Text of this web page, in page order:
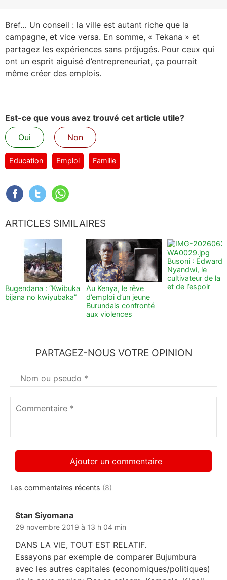
Bref… Un conseil : la ville est autant riche que la
campagne, et vice versa. En somme, « Tekana » et
partagez les expériences sans préjugés. Pour ceux qui
ont un esprit aiguisé d’entrepreneuriat, ça pourrait
même créer des emplois.
Est-ce que vous avez trouvé cet article utile?
Oui
Non
Education Emploi Famille
ARTICLES SIMILAIRES
Bugendana : “Kwibuka
bijana no kwiyubaka”
Au Kenya, le rêve
d’emploi d’un jeune
Burundais confronté
aux violences
Busoni : Edward
Nyandwi, le
cultivateur de la
et de l’espoir
PARTAGEZ-NOUS VOTRE OPINION
Votre
nom*
Les commentaires récents (8)
Stan Siyomana
29 novembre 2019 à 13 h 04 min
DANS LA VIE, TOUT EST RELATIF.
Essayons par exemple de comparer Bujumbura
avec les autres capitales (economiques/politiques)